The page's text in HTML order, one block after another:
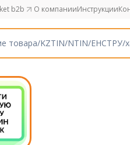
b2b О компанииИнструкции